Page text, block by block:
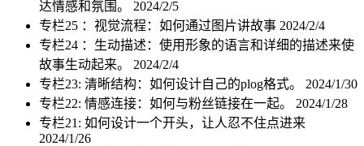
达情感和氛围。 2024/2/5
专栏25 ：视觉流程：如何通过图片讲故事 2024/2/4
专栏24 ：生动描述：使用形象的语言和详细的描述来使
故事生动起来。 2024/2/4
专栏23: 清晰结构：如何设计自己的plog格式。 2024/1/30
专栏22: 情感连接：如何与粉丝链接在一起。 2024/1/28
专栏21: 如何设计一个开头，让人忍不住点进来
2024/1/26